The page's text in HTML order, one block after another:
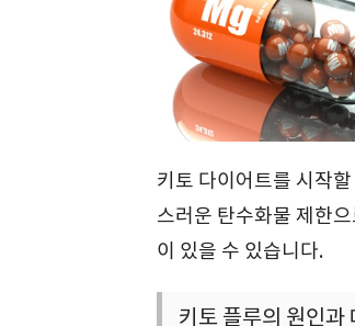
키토 다이어트를 시작
스러운 탄수화물 제한
이 있을 수 있습니다.
키토 플루의 원인과